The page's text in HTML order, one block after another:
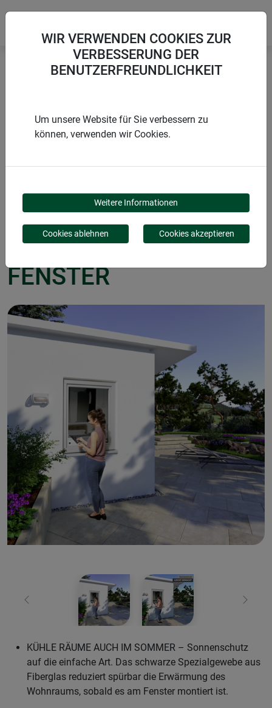
PRODUKTE
COOL
SONNENSCHUTZ FÜR
FENSTER
Zurück Weiter
KÜHLE RÄUME AUCH IM SOMMER – Sonnenschutz
auf die einfache Art. Das schwarze Spezialgewebe aus
Fiberglas reduziert spürbar die Erwärmung des
Wohnraums, sobald es am Fenster montiert ist.
WIR VERWENDEN COOKIES ZUR
VERBESSERUNG DER
BENUTZERFREUNDLICHKEIT
Um unsere Website für Sie verbessern zu
können, verwenden wir Cookies.
Weitere Informationen
Cookies ablehnen Cookies akzeptieren